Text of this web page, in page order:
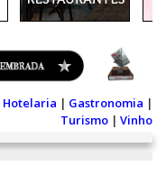
Hotelaria | Gastronomia |
Turismo | Vinho